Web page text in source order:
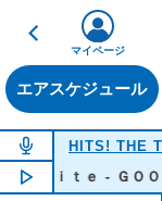
戻る
エアスケジュール
マイページ
NOW ON AIR
HITS! THE
NOW
ｒｉｔｅ - ＧＯＯＤ